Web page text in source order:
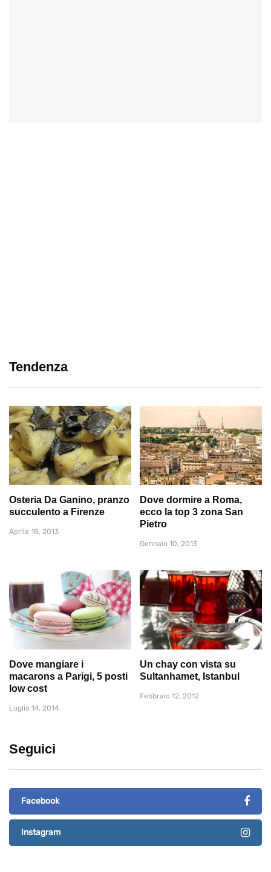
Tendenza
Osteria Da Ganino, pranzo
succulento a Firenze
Aprile 18, 2013
Dove dormire a Roma,
ecco la top 3 zona San
Pietro
Gennaio 10, 2013
Dove mangiare i
macarons a Parigi, 5 posti
low cost
Luglio 14, 2014
Un chay con vista su
Sultanhamet, Istanbul
Febbraio 12, 2012
Seguici
Facebook
Instagram